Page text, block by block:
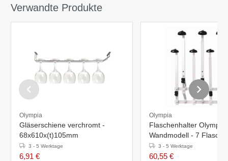
Verwandte Produkte
Olympia
Gläserschiene verchromt -
68x610x(t)105mm
3 - 5 Werktage
6,91 €
Olympia
Flaschenhalter Olympia
Wandmodell - 7
3 - 5 Werktage
60,55 €